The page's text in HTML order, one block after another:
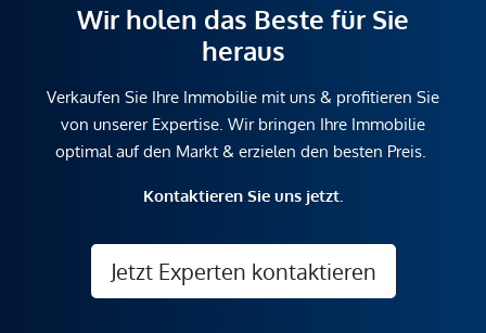
Wir holen das Beste für Sie
heraus
Verkaufen Sie Ihre Immobilie mit uns & profitieren Sie
von unserer Expertise. Wir bringen Ihre Immobilie
optimal auf den Markt & erzielen den besten Preis.
Kontaktieren Sie uns jetzt.
Jetzt Experten kontaktieren